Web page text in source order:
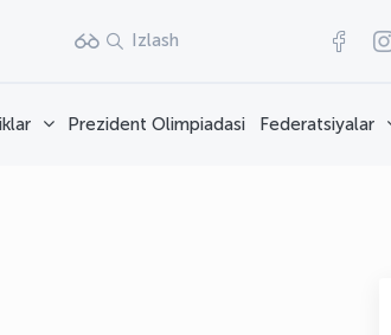
Izlash
Prezident Olimpiadasi Federatsiyalar